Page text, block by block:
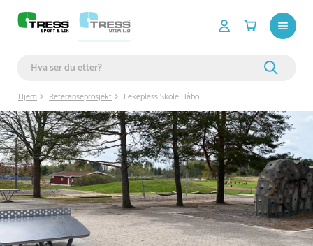
Hjem Referanseprosjekt Lekeplass Skole Håbo